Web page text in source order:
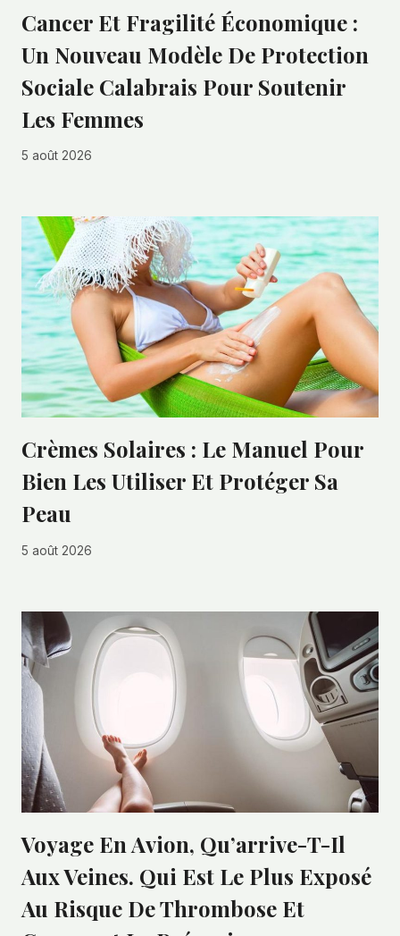
Cancer Et Fragilité Économique :
Un Nouveau Modèle De Protection
Sociale Calabrais Pour Soutenir
Les Femmes
5 août 2026
Crèmes Solaires : Le Manuel Pour
Bien Les Utiliser Et Protéger Sa
Peau
5 août 2026
Voyage En Avion, Qu’arrive-T-Il
Aux Veines. Qui Est Le Plus Exposé
Au Risque De Thrombose Et